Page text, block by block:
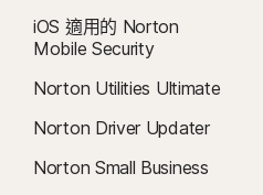
iOS 適用的 Norton
Mobile Security
Norton Utilities Ultimate
Norton Driver Updater
Norton Small Business